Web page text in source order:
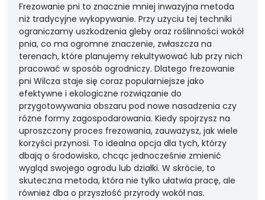
Frezowanie pni to znacznie mniej inwazyjna metoda
niż tradycyjne wykopywanie. Przy użyciu tej techniki
ograniczamy uszkodzenia gleby oraz roślinności wokół
pnia, co ma ogromne znaczenie, zwłaszcza na
terenach, które planujemy rekultywować lub przy nich
pracować w sposób ogrodniczy. Dlatego frezowanie
pni Wilcza staje się coraz popularniejsze jako
efektywne i ekologiczne rozwiązanie do
przygotowywania obszaru pod nowe nasadzenia czy
różne formy zagospodarowania. Kiedy spojrzysz na
uproszczony proces frezowania, zauważysz, jak wiele
korzyści przynosi. To idealna opcja dla tych, którzy
dbają o środowisko, chcąc jednocześnie zmienić
wygląd swojego ogrodu lub działki. W skrócie, to
skuteczna metoda, która nie tylko ułatwia pracę, ale
również dba o przyszłość przyrody wokół nas.